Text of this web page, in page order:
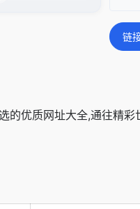
链
的优质网址大全,通往精